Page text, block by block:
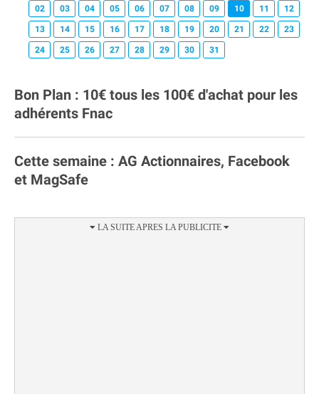
02 03 04 05 06 07 08 09 10 11 12
13 14 15 16 17 18 19 20 21 22 23
24 25 26 27 28 29 30 31
Bon Plan : 10€ tous les 100€ d'achat pour les
adhérents Fnac
Cette semaine : AG Actionnaires, Facebook
et MagSafe